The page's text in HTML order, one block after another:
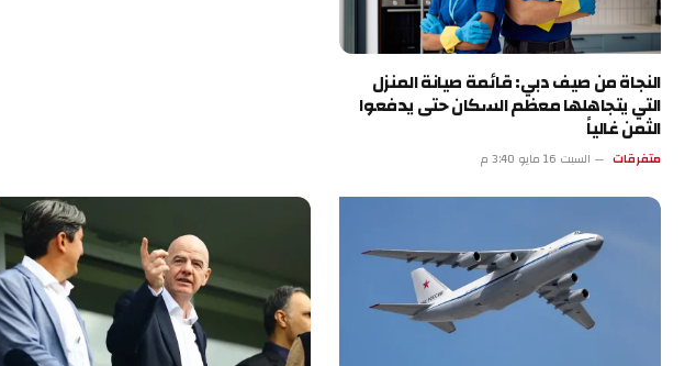
النجاة من صيف دبي: قائمة صيانة المنزل
التي يتجاهلها معظم السكان حتى يدفعوا
الثمن غالياً
متفرقات السبت 16 مايو 3:40 م